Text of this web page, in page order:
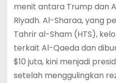
menit antara Trump dan
Riyadh. Al-Sharaa, yang
Tahrir al-Sham (HTS),
terkait Al-Qaeda dan
$10 juta, kini menjadi
setelah menggulingkan